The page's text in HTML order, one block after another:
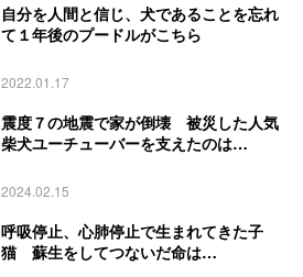
自分を人間と信じ、犬であることを忘れ
て１年後のプードルがこちら
2022.01.17
震度７の地震で家が倒壊 被災した人気
柴犬ユーチューバーを支えたのは…
2024.02.15
呼吸停止、心肺停止で生まれてきた子
猫 蘇生をしてつないだ命は…